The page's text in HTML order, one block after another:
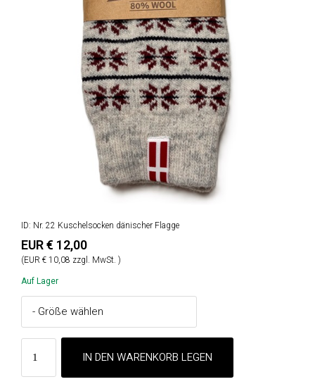
ID: Nr. 22 Kuschelsocken dänischer Flagge
EUR € 12,00
(EUR € 10,08 zzgl. MwSt. )
Auf Lager